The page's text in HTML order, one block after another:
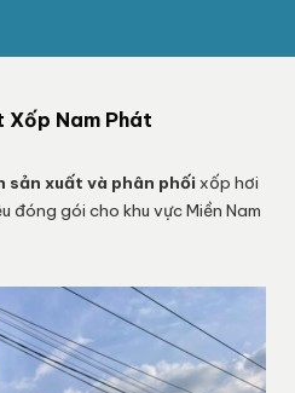
Xốp Nam Phát
sản xuất và phân phối xốp hơi
gói cho khu vực Miền Nam